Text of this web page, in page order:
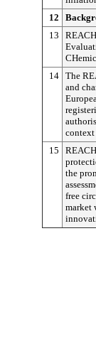
12
13
14 The
and
15
the
free
market